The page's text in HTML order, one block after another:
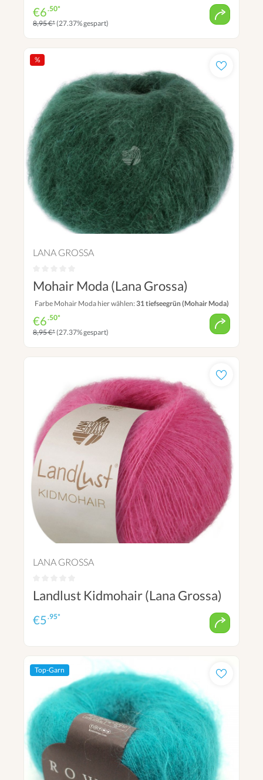
€6.50*
8,95 €*(27.37% gespart)
%
LANA GROSSA
Mohair Moda (Lana Grossa)
Farbe Mohair Moda hier wählen:31 tiefseegrün (Mohair Moda)
€6.50*
8,95 €*(27.37% gespart)
LANA GROSSA
Landlust Kidmohair (Lana Grossa)
€5.95*
Top-Garn